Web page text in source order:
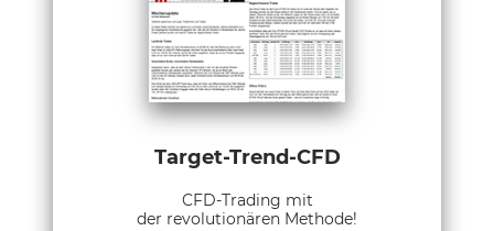
Target-Trend-CFD
CFD-Trading mit
der revolutionären Methode!